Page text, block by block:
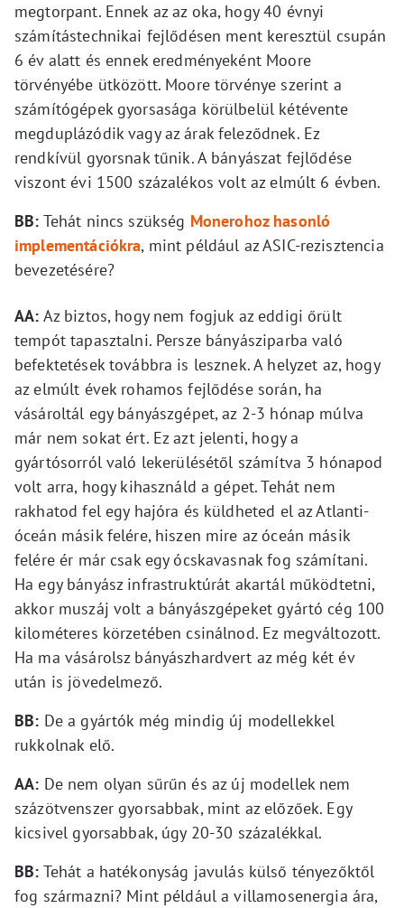
megtorpant. Ennek az az oka, hogy 40 évnyi
számítástechnikai fejlődésen ment keresztül csupán
6 év alatt és ennek eredményeként Moore
törvényébe ütközött. Moore törvénye szerint a
számítógépek gyorsasága körülbelül kétévente
megduplázódik vagy az árak feleződnek. Ez
rendkívül gyorsnak tűnik. A bányászat fejlődése
viszont évi 1500 százalékos volt az elmúlt 6 évben.
BB: Tehát nincs szükség Monerohoz hasonló
implementációkra, mint például az ASIC-rezisztencia
bevezetésére?
AA: Az biztos, hogy nem fogjuk az eddigi őrült
tempót tapasztalni. Persze bányásziparba való
befektetések továbbra is lesznek. A helyzet az, hogy
az elmúlt évek rohamos fejlődése során, ha
vásároltál egy bányászgépet, az 2-3 hónap múlva
már nem sokat ért. Ez azt jelenti, hogy a
gyártósorról való lekerülésétől számítva 3 hónapod
volt arra, hogy kihasználd a gépet. Tehát nem
rakhatod fel egy hajóra és küldheted el az Atlanti-
óceán másik felére, hiszen mire az óceán másik
felére ér már csak egy ócskavasnak fog számítani.
Ha egy bányász infrastruktúrát akartál működtetni,
akkor muszáj volt a bányászgépeket gyártó cég 100
kilométeres körzetében csinálnod. Ez megváltozott.
Ha ma vásárolsz bányászhardvert az még két év
után is jövedelmező.
BB: De a gyártók még mindig új modellekkel
rukkolnak elő.
AA: De nem olyan sűrűn és az új modellek nem
százötvenszer gyorsabbak, mint az előzőek. Egy
kicsivel gyorsabbak, úgy 20-30 százalékkal.
BB: Tehát a hatékonyság javulás külső tényezőktől
fog származni? Mint például a villamosenergia ára,